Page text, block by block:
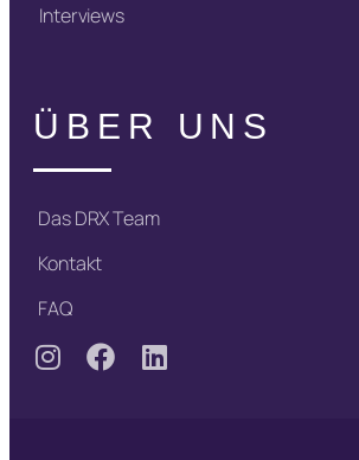
Interviews
ÜBER UNS
Das DRX Team
Kontakt
FAQ